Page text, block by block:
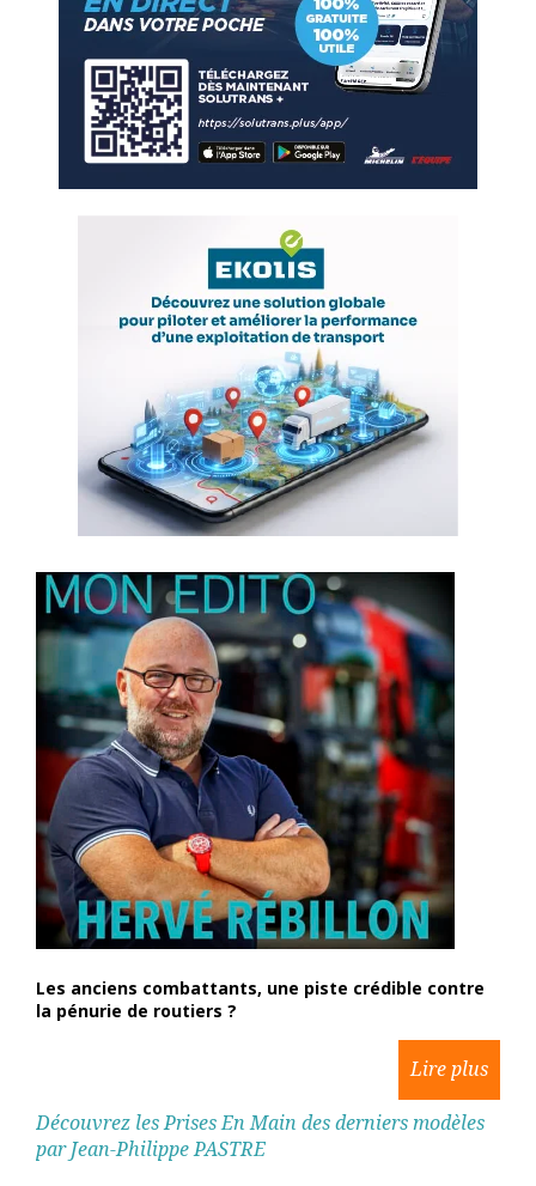
Les anciens combattants, une piste crédible contre
la pénurie de routiers ?
Découvrez les Prises En Main des derniers modèles
par Jean-Philippe PASTRE